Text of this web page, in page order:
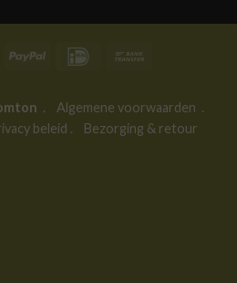
PayPal IDeal
. Algemene voorwaarden .
beleid . Bezorging & retour